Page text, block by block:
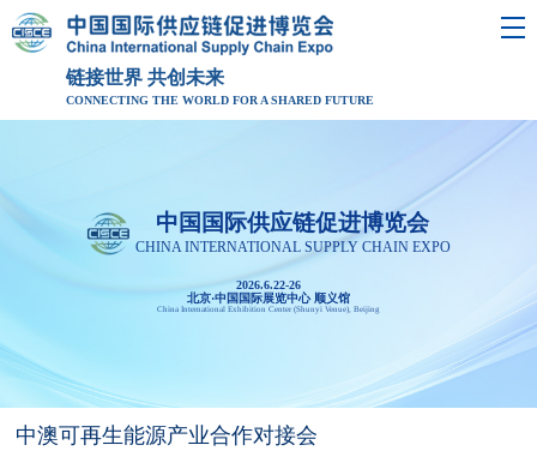
链接世界 共创未来
CONNECTING THE WORLD FOR A SHARED FUTURE
中国国际供应链促进博览会
CHINA INTERNATIONAL SUPPLY CHAIN EXPO
2026.6.22-26
北京·中国国际展览中心 顺义馆
China International Exhibition Center (Shunyi Venue), Beijing
中澳可再生能源产业合作对接会